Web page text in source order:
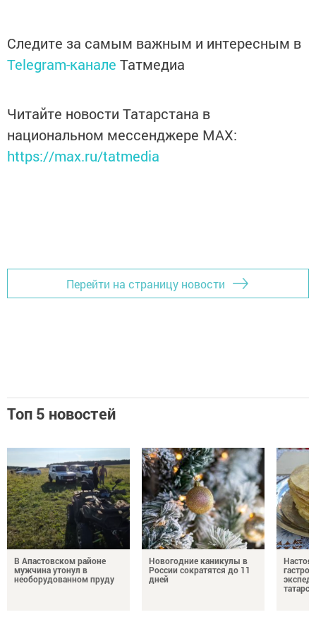
Следите за самым важным и интересным в
Telegram-канале Татмедиа
Читайте новости Татарстана в
национальном мессенджере MАХ:
https://max.ru/tatmedia
Перейти на страницу новости
Топ 5 новостей
В Апастовском районе
мужчина утонул в
необорудованном пруду
Новогодние каникулы в
России сократятся до 11
дней